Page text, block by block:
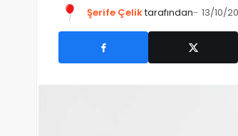
Şerife Çeliktarafından 13/10/